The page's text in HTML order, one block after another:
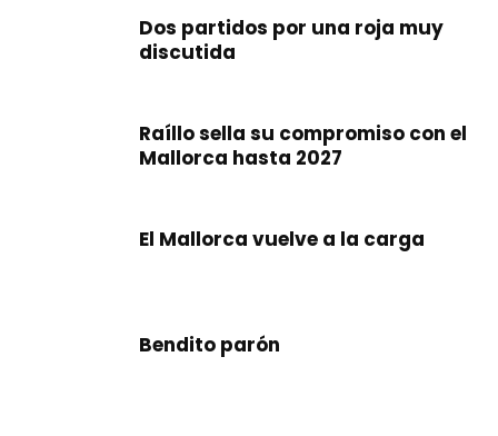
Dos partidos por una roja muy
discutida
Raíllo sella su compromiso con el
Mallorca hasta 2027
El Mallorca vuelve a la carga
Bendito parón